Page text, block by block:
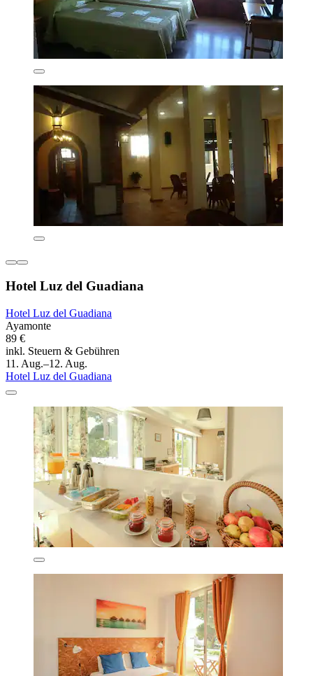
Hotel Luz del Guadiana
Hotel Luz del Guadiana
Ayamonte
89 €
inkl. Steuern & Gebühren
11. Aug.–12. Aug.
Hotel Luz del Guadiana